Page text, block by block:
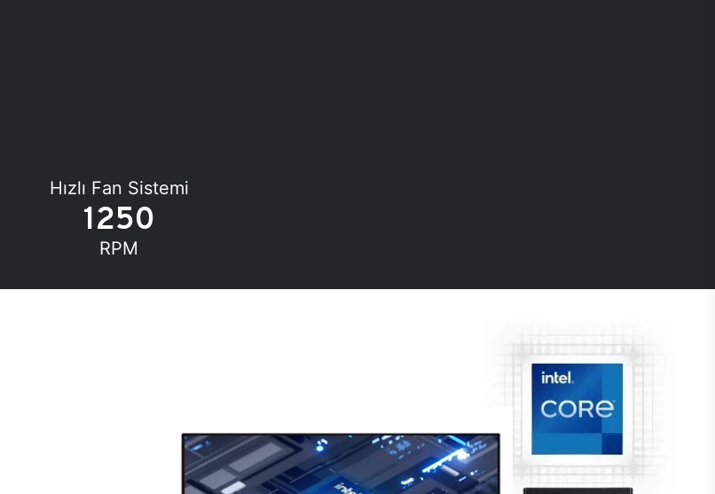
Hızlı Fan Sistemi
1250
RPM